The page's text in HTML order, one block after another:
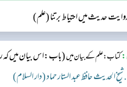
حدیث میں احتیاط برتنا (علم)
کتاب: علم کے بیان میں(باب:اس بیان میں